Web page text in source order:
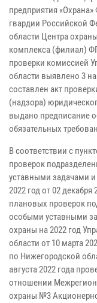
предприятия
гвардии Российской
области Центра
комплекса (филиал)
проверки комиссией
области выявлено 3
составлен акт
(надзора)
выдано предписание
обязательных
В соответствии с
проверок
уставными задачами
2022 год от 02
плановых проверок
особыми уставными
охраны на 2022 год
области от 10 марта
по Нижегородской
августа 2022 года
отношении
охраны №3